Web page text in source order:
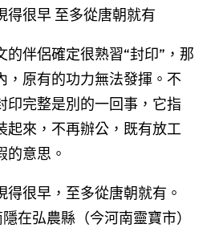
得很早 至多從唐朝就有
的伴侶確定很熟習“封印”，那
，原有的功力無法發揮。不
印完整是別的一回事，它指
起來，不再辦公，既有放工
的意思。
得很早，至多從唐朝就有。
在弘農縣（今河南靈寶市）